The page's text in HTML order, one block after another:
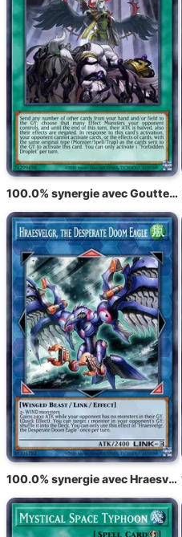
100.0% synergie avec Goutte Interdite
100.0% synergie avec Hraesvelgr, l'aigle du désespoir désespéré